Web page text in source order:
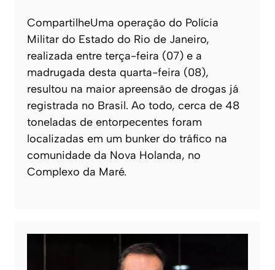
CompartilheUma operação do Polícia
Militar do Estado do Rio de Janeiro,
realizada entre terça-feira (07) e a
madrugada desta quarta-feira (08),
resultou na maior apreensão de drogas já
registrada no Brasil. Ao todo, cerca de 48
toneladas de entorpecentes foram
localizadas em um bunker do tráfico na
comunidade da Nova Holanda, no
Complexo da Maré.